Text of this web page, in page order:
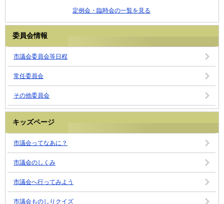
定例会・臨時会の一覧を見る
委員会情報
市議会委員会等日程
常任委員会
その他委員会
キッズページ
市議会ってなあに？
市議会のしくみ
市議会へ行ってみよう
市議会ものしりクイズ